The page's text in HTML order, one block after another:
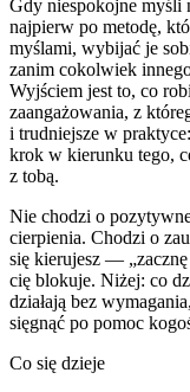
Gdy niespokojne myśli
najpierw po metodę,
myślami, wybijać je
zanim cokolwiek
Wyjściem jest to, co
zaangażowania, z
i trudniejsze w
krok w kierunku tego,
z tobą.
Nie chodzi o
cierpienia. Chodzi o
się kierujesz —
cię blokuje. Niżej: co
działają bez
sięgnąć po pomoc
Co się dzieje